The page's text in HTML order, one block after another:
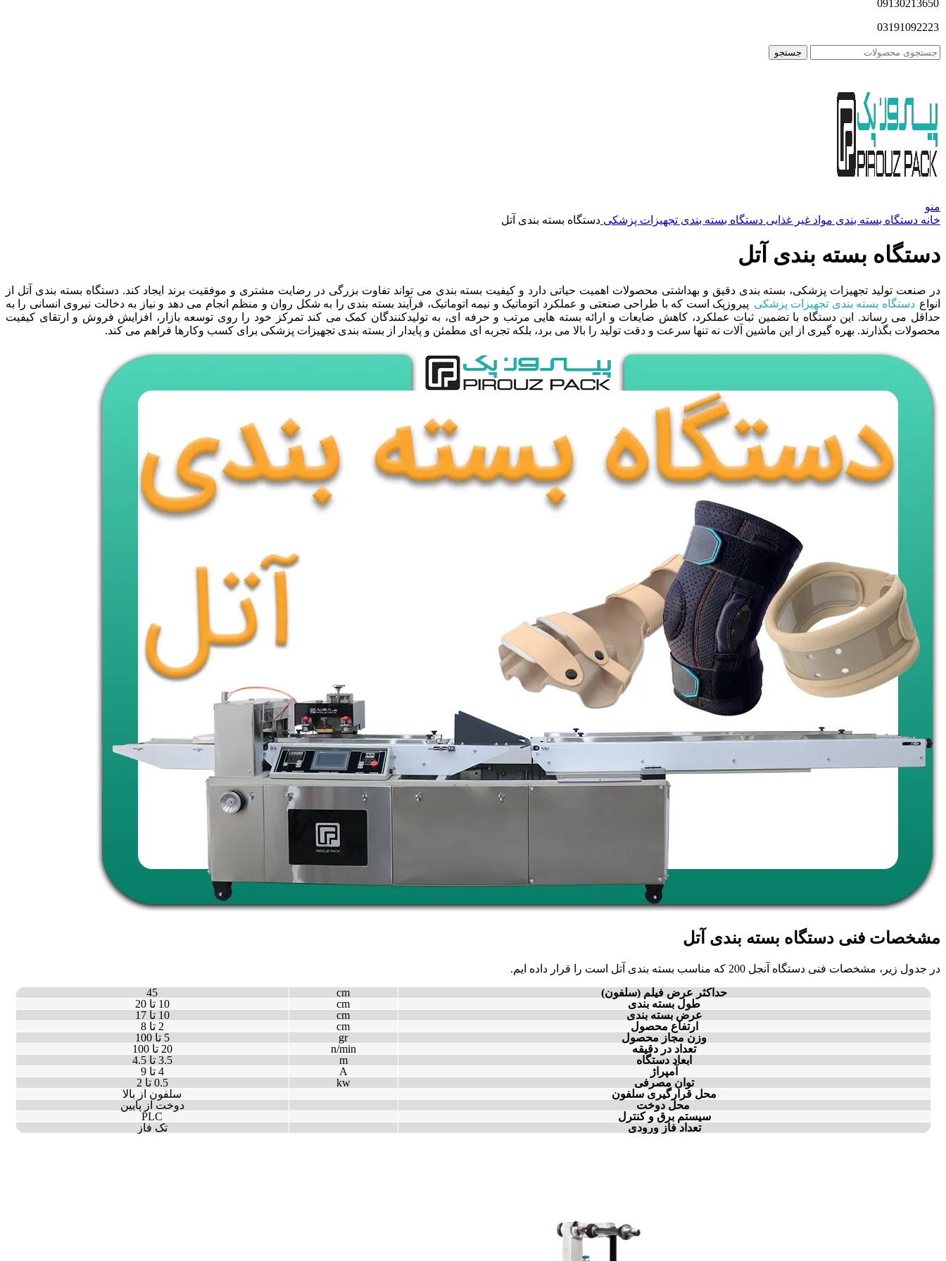
09130213650
03191092223
جستجو
منو
خانه دستگاه بسته بندی مواد غیر غذایی دستگاه بسته بندی تجهیزات پزشکی دستگاه بسته بندی آتل
دستگاه بسته بندی آتل
در صنعت تولید تجهیزات پزشکی، بسته بندی دقیق و بهداشتی محصولات اهمیت حیاتی دارد و کیفیت بسته بندی می تواند تفاوت بزرگی در رضایت مشتری و موفقیت برند ایجاد کند. دستگاه بسته بندی آتل از
انواع دستگاه بسته بندی تجهیزات پزشکی پیروزپک است که با طراحی صنعتی و عملکرد اتوماتیک و نیمه اتوماتیک، فرآیند بسته بندی را به شکل روان و منظم انجام می دهد و نیاز به دخالت نیروی انسانی را به
حداقل می رساند. این دستگاه با تضمین ثبات عملکرد، کاهش ضایعات و ارائه بسته هایی مرتب و حرفه ای، به تولیدکنندگان کمک می کند تمرکز خود را روی توسعه بازار، افزایش فروش و ارتقای کیفیت
محصولات بگذارند. بهره گیری از این ماشین آلات نه تنها سرعت و دقت تولید را بالا می برد، بلکه تجربه ای مطمئن و پایدار از بسته بندی تجهیزات پزشکی برای کسب وکارها فراهم می کند.
مشخصات فنی دستگاه بسته بندی آتل
در جدول زیر، مشخصات فنی دستگاه آنجل 200 که مناسب بسته بندی آتل است را قرار داده ایم.
حداکثر عرض فیلم (سلفون)
cm
45
طول بسته بندی
cm
10 تا 20
عرض بسته بندی
cm
10 تا 17
ارتفاع محصول
cm
2 تا 8
وزن مجاز محصول
gr
5 تا 100
تعداد در دقیقه
n/min
20 تا 100
ابعاد دستگاه
m
3.5 تا 4.5
آمپراژ
A
4 تا 9
توان مصرفی
kw
0.5 تا 2
محل قرارگیری سلفون
سلفون از بالا
محل دوخت
دوخت از پایین
سیستم برق و کنترل
PLC
تعداد فاز ورودی
تک فاز